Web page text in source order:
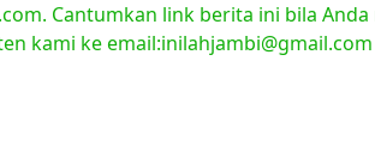
Cantumkan link berita ini bila
kami ke email:inilahjambi@gmail.com